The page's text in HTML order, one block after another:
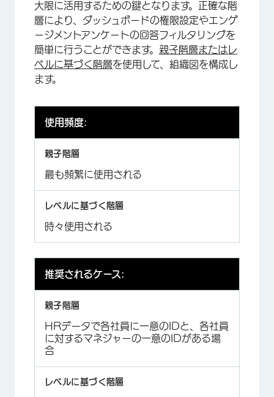
大限に活用するための鍵となります。正確な階
層により、ダッシュボードの権限設定やエンゲ
ージメントアンケートの回答フィルタリングを
簡単に行うことができます。 親子階層またはレ
ベルに基づく階層を使用して、組織図を構成し
ます。
使用頻度:
最も頻繁に使用される
時々使用される
推奨されるケース:
HRデータで各社員に一意のIDと、各社員
に対するマネジャーの一意のIDがある場
合